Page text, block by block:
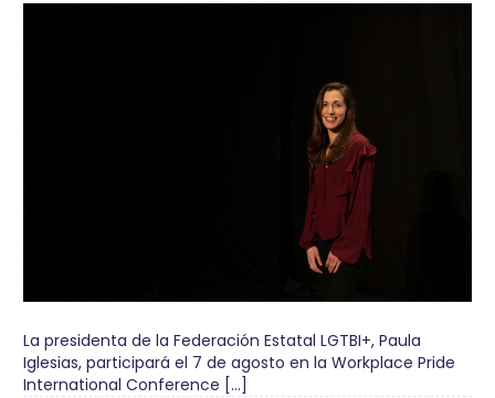
La presidenta de la Federación Estatal LGTBI+, Paula
Iglesias, participará el 7 de agosto en la Workplace Pride
International Conference […]